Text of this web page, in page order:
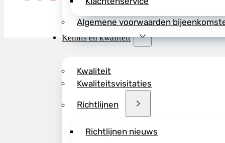
Algemene voorwaarden
Kennis en kwaliteit
Kwaliteit
Kwaliteitsvisitaties
Richtlijnen
Richtlijnen nieuws